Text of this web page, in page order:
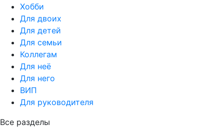
Хобби
Для двоих
Для детей
Для семьи
Коллегам
Для неё
Для него
ВИП
Для руководителя
Все разделы